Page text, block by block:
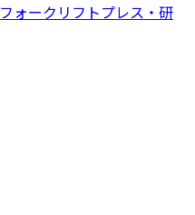
フォークリフトプレス・研